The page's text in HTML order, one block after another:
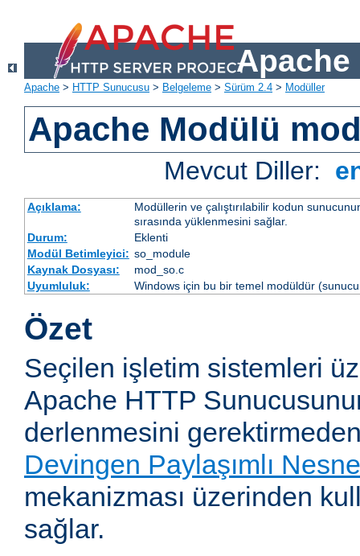
Apache
Apache > HTTP Sunucusu > Belgeleme > Sürüm 2.4 > Modüller
Apache Modülü
Mevcut Diller:
Açıklama:
Modüllerin ve çalıştırılabilir kodun
sırasında yüklenmesini sağlar.
Durum:
Eklenti
Modül Betimleyici: so_module
Kaynak Dosyası:
mod_so.c
Uyumluluk:
Windows için bu bir temel modüldür
Özet
Seçilen işletim sistemleri
Apache HTTP
derlenmesini
Devingen Paylaşımlı Nesne
mekanizması üzerinden
sağlar.